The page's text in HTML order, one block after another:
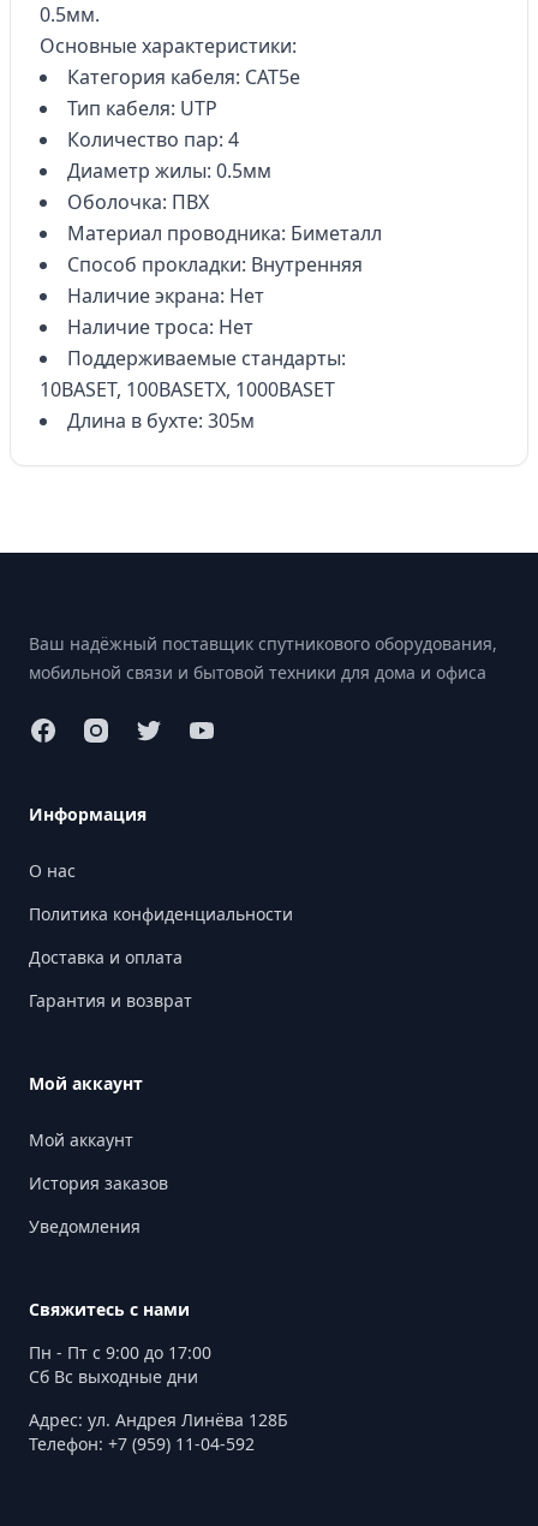
0.5мм.
Основные характеристики:
Категория кабеля: CAT5е
Тип кабеля: UTP
Количество пар: 4
Диаметр жилы: 0.5мм
Оболочка: ПВХ
Материал проводника: Биметалл
Способ прокладки: Внутренняя
Наличие экрана: Нет
Наличие троса: Нет
Поддерживаемые стандарты:
10BASET, 100BASETX, 1000BASET
Длина в бухте: 305м
Ваш надёжный поставщик спутникового оборудования,
мобильной связи и бытовой техники для дома и офиса
Информация
О нас
Политика конфиденциальности
Доставка и оплата
Гарантия и возврат
Мой аккаунт
Мой аккаунт
История заказов
Уведомления
Свяжитесь с нами
Пн - Пт с 9:00 до 17:00
Сб Вс выходные дни
Адрес: ул. Андрея Линёва 128Б
Телефон: +7 (959) 11-04-592